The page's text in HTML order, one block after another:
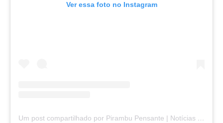
Ver essa foto no Instagram
Um post compartilhado por Pirambu Pensante | Notícias & Entretenimento (@pirambupensante)